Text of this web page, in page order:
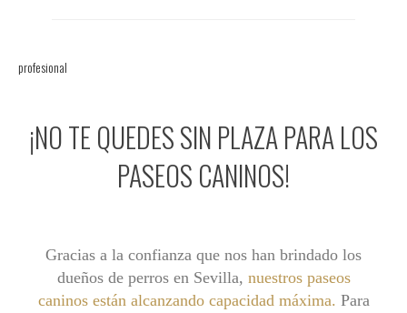
¡NO TE QUEDES SIN PLAZA PARA LOS
PASEOS CANINOS!
Gracias a la confianza que nos han brindado los
dueños de perros en Sevilla, nuestros paseos
caninos están alcanzando capacidad máxima. Para